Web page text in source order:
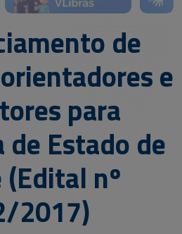
de
e
para
Estado de
(Edital nº
2017)